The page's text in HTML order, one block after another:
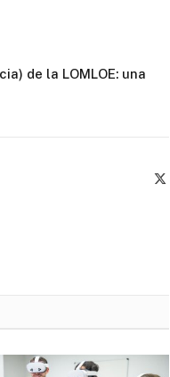
de la LOMLOE: una